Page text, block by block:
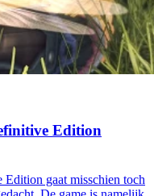
Edition
gaat misschien toch